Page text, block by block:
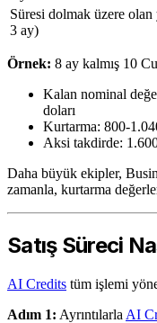
Süresi dolmak üzere
3 ay)
Örnek: 8 ay kalmış 10
Kalan nominal
doları
Kurtarma: 800-
Aksi takdirde:
Daha büyük ekipler,
zamanla, kurtarma
Satış Süreci
AI Credits tüm işlemi
Adım 1: Ayrıntılarla AI